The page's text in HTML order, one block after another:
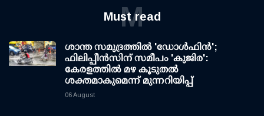
Must read
M
ശാന്ത സമുദ്രത്തില്‍ 'ഡോള്‍ഫിന്‍';
ഫിലിപ്പീന്‍സിന് സമീപം 'കുജിര':
കേരളത്തില്‍ മഴ കൂടുതല്‍
ശക്തമാകുമെന്ന് മുന്നറിയിപ്പ്
06 August